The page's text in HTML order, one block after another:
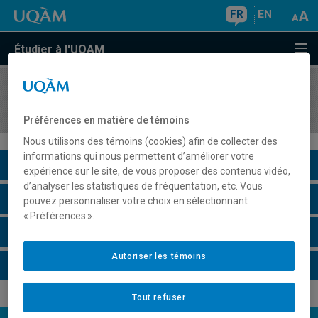
FR EN
Étudier à l'UQAM
COURS//
Description du cours
Horaire - Été 2026
Préférences en matière de témoins
Nous utilisons des témoins (cookies) afin de collecter des
informations qui nous permettent d’améliorer votre
expérience sur le site, de vous proposer des contenus vidéo,
d’analyser les statistiques de fréquentation, etc. Vous
pouvez personnaliser votre choix en sélectionnant
« Préférences ».
Tout refuser
Autoriser les témoins